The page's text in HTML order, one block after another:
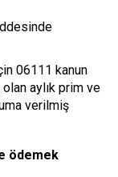
06111 kanun
aylık prim ve
verilmiş
ödemek